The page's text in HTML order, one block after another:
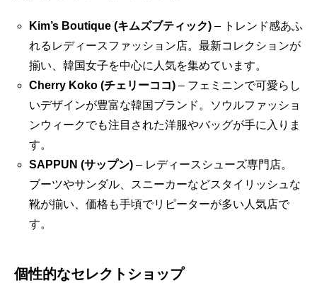
Kim’s Boutique (キムズブティック)– トレンド感あふ
れるレディースファッション店。最新コレクションが
揃い、韓国女子を中心に人気を集めています。
Cherry Koko (チェリーココ)– フェミニンで可愛らし
いデザインが豊富な韓国ブランド。ソウルファッショ
ンウィークでも注目された洋服やバッグが手に入りま
す。
SAPPUN (サップン)– レディースシューズ専門店。
ブーツやサンダル、スニーカーなどスタイリッシュな
靴が揃い、価格も手頃でリピーターが多い人気店で
す。
個性的なセレクトショップ